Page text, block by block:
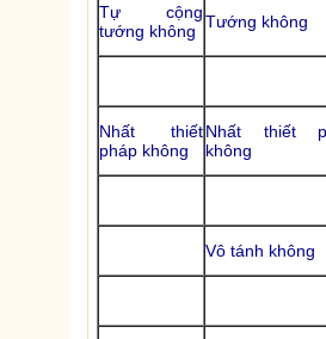
Tự cộng
tướng không Tướng không
Nhất thiết
pháp không
Nhất thiết
không
Vô tánh không